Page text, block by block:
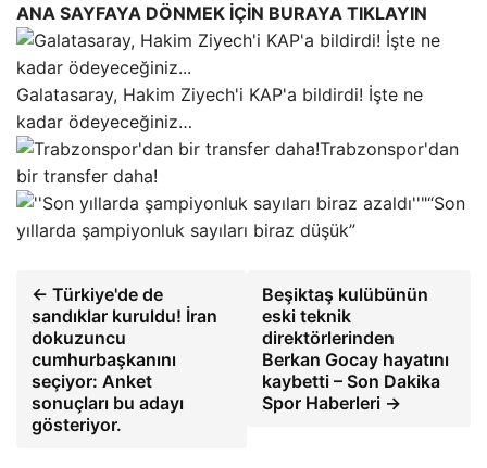
ANA SAYFAYA DÖNMEK İÇİN BURAYA TIKLAYIN
Galatasaray, Hakim Ziyech'i KAP'a bildirdi! İşte ne
kadar ödeyeceğiniz…
Trabzonspor'dan
bir transfer daha!
“Son
yıllarda şampiyonluk sayıları biraz düşük”
← Türkiye'de de
sandıklar kuruldu! İran
dokuzuncu
cumhurbaşkanını
seçiyor: Anket
sonuçları bu adayı
gösteriyor.
Beşiktaş kulübünün
eski teknik
direktörlerinden
Berkan Gocay hayatını
kaybetti – Son Dakika
Spor Haberleri →